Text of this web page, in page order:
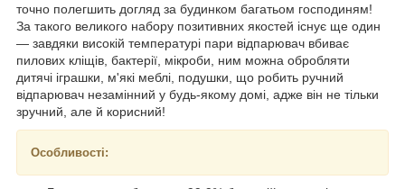
точно полегшить догляд за будинком багатьом господиням!
За такого великого набору позитивних якостей існує ще один
— завдяки високій температурі пари відпарювач вбиває
пилових кліщів, бактерії, мікроби, ним можна обробляти
дитячі іграшки, м'які меблі, подушки, що робить ручний
відпарювач незамінний у будь-якому домі, адже він не тільки
зручний, але й корисний!
Особливості: